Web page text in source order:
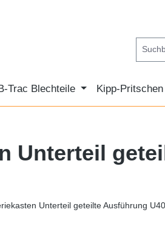
Trac Blechteile Kipp-Pritschen
Unterteil